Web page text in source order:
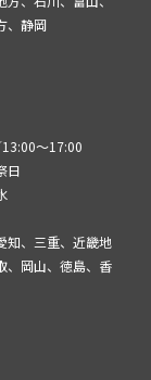
、静岡
～17:00
日
知、三重、近畿地
、岡山、徳島、香